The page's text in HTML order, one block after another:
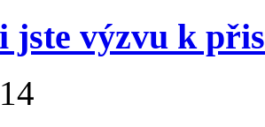
jste výzvu k